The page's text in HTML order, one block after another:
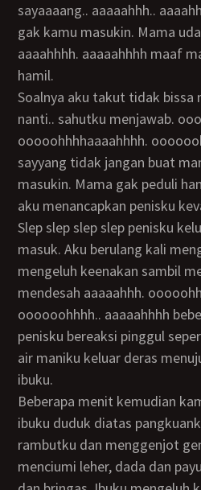
sayaaaang.. aaaaahhh..
gak kamu masukin. Mama
aaaahhhh. aaaaahhhh maaf
hamil.
soalnya aku takut tidak bissa menahan air maniku
nanti.. sahutku menjawab.
ooooohhhhaaaahhhh.
sayyang tidak jangan buat
masukin. Mama gak peduli
aku menancapkan penisku
slep slep slep slep penisku keluar masuk keluar
masuk. Aku berulang kali
mengeluh keenakan sambil
mendesah aaaaahhh.
oooooohhhh.. aaaaahhhh
penisku bereaksi pinggul
air maniku keluar deras
ibuku.
Beberapa menit kemudian kami berganti posisi yaitu
ibuku duduk diatas
rambutku dan menggenjot
menciumi leher, dada dan